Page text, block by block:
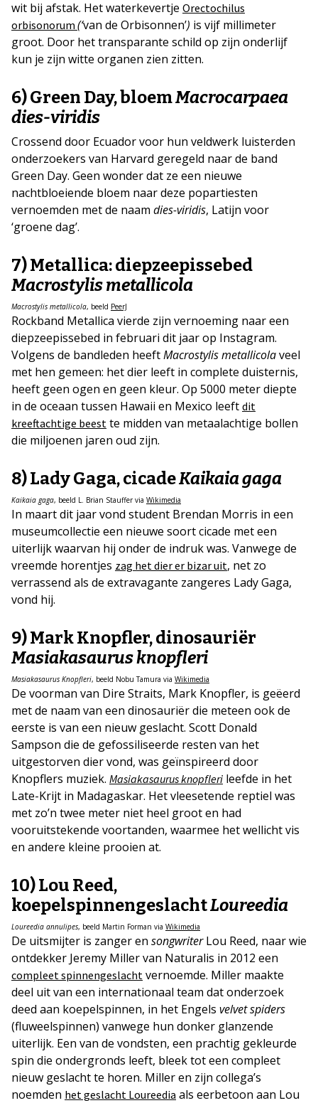
wit bij afstak. Het waterkevertje Orectochilus
orbisonorum (‘van de Orbisonnen’) is vijf millimeter
groot. Door het transparante schild op zijn onderlijf
kun je zijn witte organen zien zitten.
6) Green Day, bloemMacrocarpaea
dies-viridis
Crossend door Ecuador voor hun veldwerk luisterden
onderzoekers van Harvard geregeld naar de band
Green Day. Geen wonder dat ze een nieuwe
nachtbloeiende bloem naar deze popartiesten
vernoemden met de naam dies-viridis, Latijn voor
‘groene dag’.
7) Metallica: diepzeepissebed
Macrostylis metallicola
Macrostylis metallicola, beeld PeerJ
Rockband Metallica vierde zijn vernoeming naar een
diepzeepissebed in februari dit jaar op Instagram.
Volgens de bandleden heeftMacrostylis metallicolaveel
met hen gemeen: het dier leeft in complete duisternis,
heeft geen ogen en geen kleur. Op 5000 meter diepte
in de oceaan tussen Hawaii en Mexico leeft dit
kreeftachtige beest te midden van metaalachtige bollen
die miljoenen jaren oud zijn.
8) Lady Gaga, cicadeKaikaia gaga
Kaikaia gaga, beeld L. Brian Stauffer via Wikimedia
In maart dit jaar vond student Brendan Morris in een
museumcollectie een nieuwe soort cicade met een
uiterlijk waarvan hij onder de indruk was. Vanwege de
vreemde horentjes zag het dier er bizar uit, net zo
verrassend als de extravagante zangeres Lady Gaga,
vond hij.
9) Mark Knopfler, dinosauriër
Masiakasaurus knopfleri
Masiakasaurus Knopfleri, beeld Nobu Tamura via Wikimedia
De voorman van Dire Straits, Mark Knopfler, is geëerd
met de naam van een dinosauriër die meteen ook de
eerste is van een nieuw geslacht. Scott Donald
Sampson die de gefossiliseerde resten van het
uitgestorven dier vond, was geïnspireerd door
Knopflers muziek. Masiakasaurus knopfleri leefde in het
Late-Krijt in Madagaskar. Het vleesetende reptiel was
met zo’n twee meter niet heel groot en had
vooruitstekende voortanden, waarmee het wellicht vis
en andere kleine prooien at.
10) Lou Reed,
koepelspinnengeslachtLoureedia
Loureedia annulipes, beeld Martin Forman via Wikimedia
De uitsmijter is zanger en songwriterLou Reed, naar wie
ontdekker Jeremy Miller van Naturalis in 2012 een
compleet spinnengeslacht vernoemde. Miller maakte
deel uit van een internationaal team dat onderzoek
deed aan koepelspinnen, in het Engels velvet spiders
(fluweelspinnen) vanwege hun donker glanzende
uiterlijk. Een van de vondsten, een prachtig gekleurde
spin die ondergronds leeft, bleek tot een compleet
nieuw geslacht te horen. Miller en zijn collega’s
noemden het geslacht Loureedia als eerbetoon aan Lou